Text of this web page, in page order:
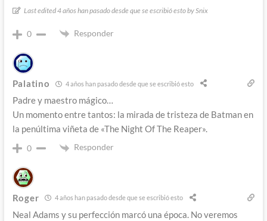
Last edited 4 años han pasado desde que se escribió esto by Snix
0 Responder
Palatino 4 años han pasado desde que se escribió esto
Padre y maestro mágico…
Un momento entre tantos: la mirada de tristeza de Batman en
la penúltima viñeta de «The Night Of The Reaper».
0 Responder
Roger 4 años han pasado desde que se escribió esto
Neal Adams y su perfección marcó una época. No veremos